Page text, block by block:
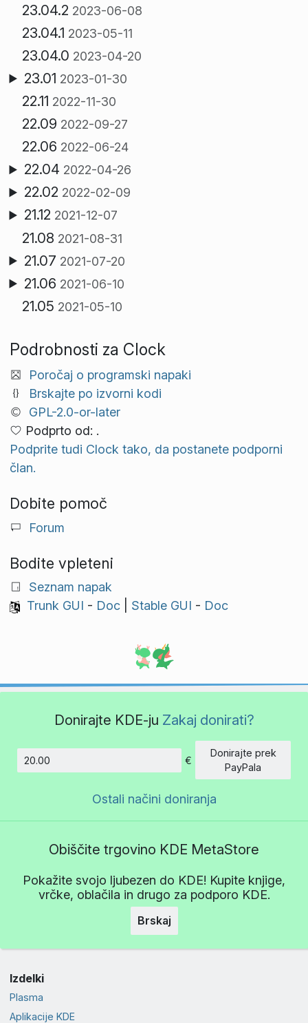
23.04.2 2023-06-08
23.04.1 2023-05-11
23.04.0 2023-04-20
23.01 2023-01-30
22.11 2022-11-30
22.09 2022-09-27
22.06 2022-06-24
22.04 2022-04-26
22.02 2022-02-09
21.12 2021-12-07
21.08 2021-08-31
21.07 2021-07-20
21.06 2021-06-10
21.05 2021-05-10
Podrobnosti za Clock
Poročaj o programski napaki
Brskajte po izvorni kodi
GPL-2.0-or-later
Podprto od: .
Podprite tudi Clock tako, da postanete podporni
član.
Dobite pomoč
Forum
Bodite vpleteni
Seznam napak
Trunk GUI - Doc| Stable GUI - Doc
Donirajte KDE-ju Zakaj donirati?
Znesek
€
Donirajte prek
PayPala
Ostali načini doniranja
Obiščite trgovino KDE MetaStore
Pokažite svojo ljubezen do KDE! Kupite knjige,
vrčke, oblačila in drugo za podporo KDE.
Brskaj
Izdelki
Plasma
Aplikacije KDE